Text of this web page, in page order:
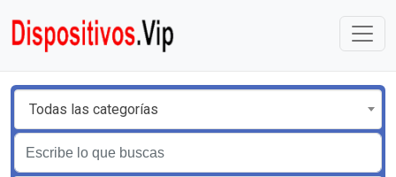
Todas las categorías